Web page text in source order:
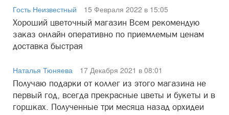
Гость Неизвестный
15 Февраля 2022 в 15:05
Хороший цветочный магазин Всем рекомендую
заказ онлайн оперативно по приемлемым ценам
доставка быстрая
Наталья Тюняева
17 Декабря 2021 в 08:01
Получаю подарки от коллег из этого магазина не
первый год, всегда прекрасные цветы и букеты и в
горшках. Полученные три месяца назад орхидеи